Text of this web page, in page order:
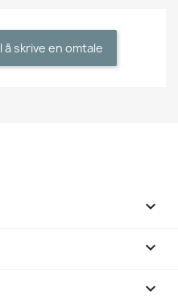
skrive en omtale


